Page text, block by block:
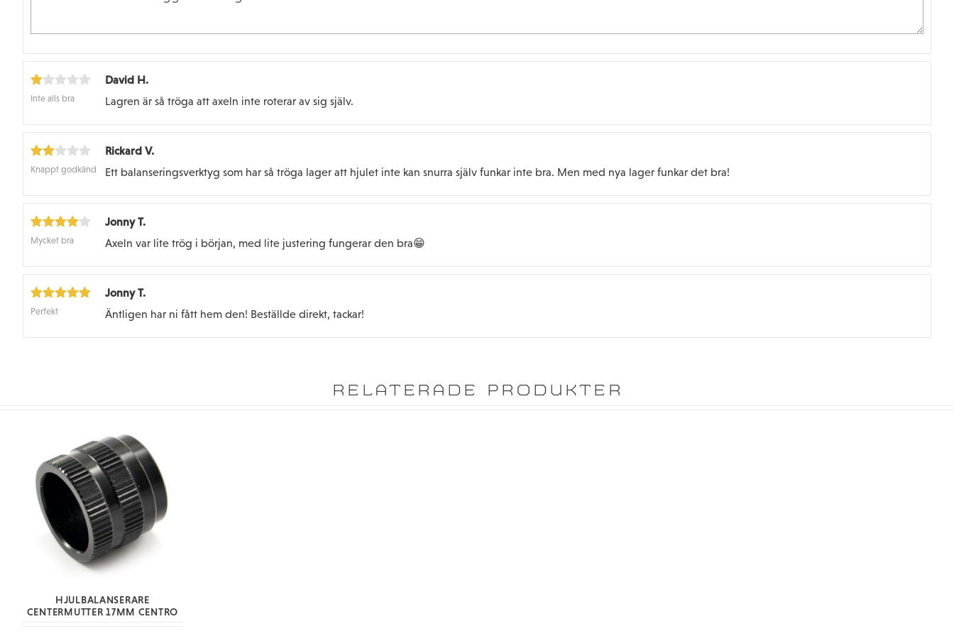
Inte alls bra
David H.
Lagren är så tröga att axeln inte roterar av sig själv.
Knappt godkänd
Rickard V.
Ett balanseringsverktyg som har så tröga lager att hjulet inte kan snurra själv funkar inte bra. Men med nya lager funkar det bra!
Mycket bra
Jonny T.
Axeln var lite trög i början, med lite justering fungerar den bra😁
Perfekt
Jonny T.
Äntligen har ni fått hem den! Beställde direkt, tackar!
RELATERADE PRODUKTER
HJULBALANSERARE
CENTERMUTTER 17MM CENTRO